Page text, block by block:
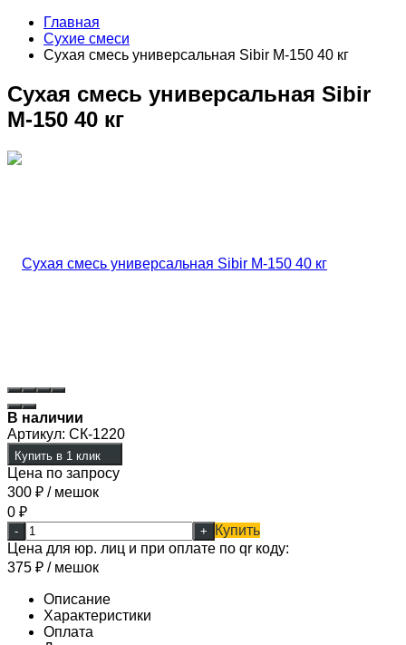
Главная
Сухие смеси
Сухая смесь универсальная Sibir М-150 40 кг
Сухая смесь универсальная Sibir
М-150 40 кг
В наличии
Артикул: СК-1220
Купить в 1 клик
Цена по запросу
300 ₽ / мешок
0 ₽
- +
Купить
Цена для юр. лиц и при оплате по qr коду:
375 ₽ / мешок
Описание
Характеристики
Оплата